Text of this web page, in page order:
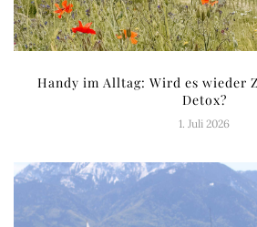
Handy im Alltag: Wird es wieder
Detox?
1. Juli 2026